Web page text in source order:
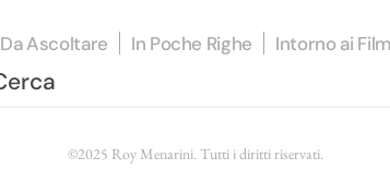
Da Ascoltare In Poche Righe Intorno ai Film
©2025 Roy Menarini. Tutti i diritti riservati.